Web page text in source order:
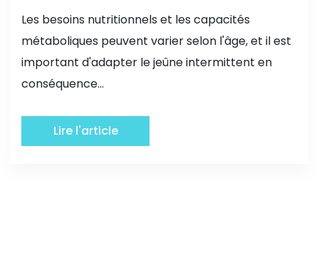
Les besoins nutritionnels et les capacités
métaboliques peuvent varier selon l'âge, et il est
important d'adapter le jeûne intermittent en
conséquence...
Lire l'article